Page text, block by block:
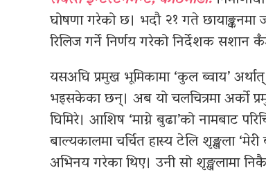
घोषणा गरेको छ। भदौ २१ गते
रिलिज गर्ने निर्णय गरेको निर्देशक सशान
यसअघि प्रमुख भूमिकामा ‘कुल ब्वाय’
भइसकेका छन्। अब यो चलचित्रमा अर्को
घिमिरे। आशिष ‘माग्ने बुढा’को नामबाट
बाल्यकालमा चर्चित हास्य टेलि शृङ्खला
अभिनय गरेका थिए। उनी सो शृङ्खलामा निकै